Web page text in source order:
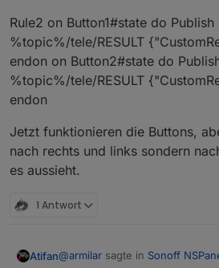
drücke passiert nix.
Rule2 on Button1#state do Publish
%topic%/tele/RESULT
endon on Button2#state do
%topic%/tele/RESULT
endon
Jetzt funktionieren die Buttons,
nach rechts und links sondern
es aussieht.
1 Antwort
Atifan@armilar sagte in Sonoff